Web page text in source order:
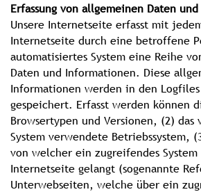
Erfassung von allgemeinen Daten
Unsere Internetseite erfasst mit
Internetseite durch eine betroffene
automatisiertes System eine Reihe
Daten und Informationen. Diese
Informationen werden in den Logfiles
gespeichert. Erfasst werden können
Browsertypen und Versionen, (2) das
System verwendete Betriebssystem,
von welcher ein zugreifendes
Internetseite gelangt (sogenannte
Unterwebseiten, welche über ein